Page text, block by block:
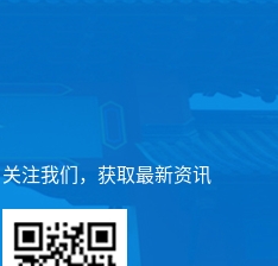
关注我们，获取最新资讯